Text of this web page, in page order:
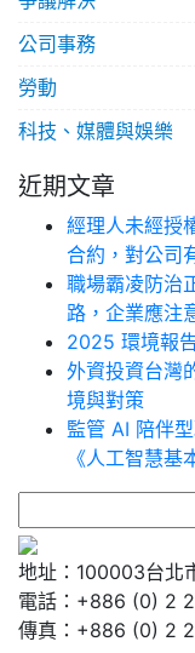
公司事務
勞動
科技、媒體與娛樂
近期文章
經理人未經授
合約，對公司
職場霸凌防治
路，企業應注
2025 環境報
外資投資台灣
境與對策
監管 AI 陪伴
《人工智慧基
尋
關
鍵
字:
地址：100003台北
電話：+886 (0) 2
傳真：+886 (0) 2